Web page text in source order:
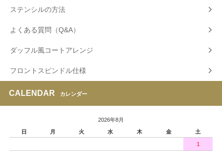
ステンシルの方法
よくある質問（Q&A）
ダッフル風コートアレンジ
フロントスピンドル仕様
CALENDAR カレンダー
2026年8月
日
月 火 水 木 金 土
1